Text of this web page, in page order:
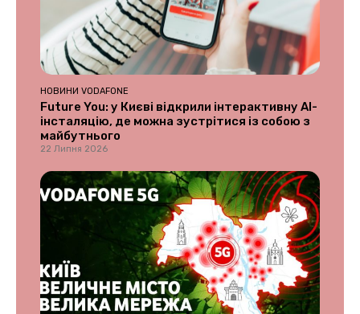
НОВИНИ VODAFONE
Future You: у Києві відкрили інтерактивну AI-
інсталяцію, де можна зустрітися із собою з
майбутнього
22 Липня 2026